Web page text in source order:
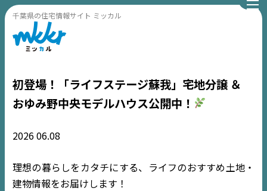
千葉県の住宅情報サイト ミッカル
初登場！「ライフステージ蘇我」宅地分譲 ＆
おゆみ野中央モデルハウス公開中！
202606.08
理想の暮らしをカタチにする、ライフのおすすめ土地・
建物情報をお届けします！